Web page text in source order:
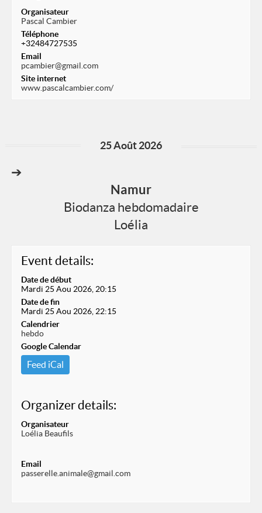
Organisateur
Pascal Cambier
Téléphone
+32484727535
Email
pcambier@gmail.com
Site internet
www.pascalcambier.com/
25 Août 2026
➔
Namur
Biodanza hebdomadaire
Loélia
Event details:
Date de début
Mardi 25 Aou 2026, 20:15
Date de fin
Mardi 25 Aou 2026, 22:15
Calendrier
hebdo
Google Calendar
Feed iCal
Organizer details:
Organisateur
Loélia Beaufils
Email
passerelle.animale@gmail.com